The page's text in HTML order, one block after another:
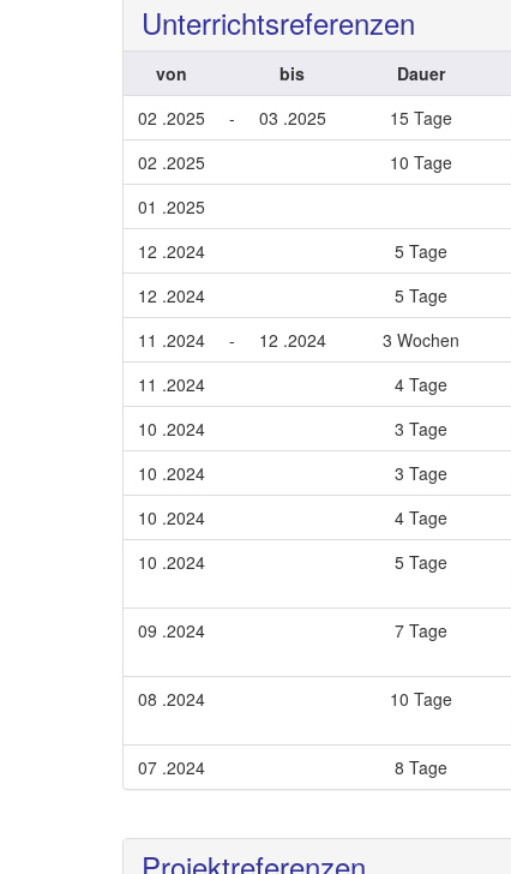
Unterrichtsreferenzen
von bis Dauer
02 .2025
- 03 .2025 15 Tage
02 .2025
10 Tage
01 .2025
12 .2024
5 Tage
12 .2024
5 Tage
11 .2024
- 12 .2024 3 Wochen
11 .2024
4 Tage
10 .2024
3 Tage
10 .2024
3 Tage
10 .2024
4 Tage
10 .2024
5 Tage
09 .2024
7 Tage
08 .2024
10 Tage
07 .2024
8 Tage